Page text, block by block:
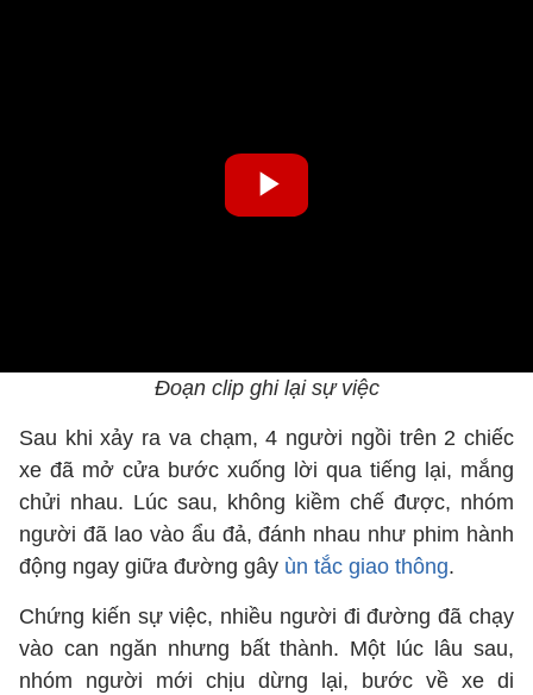
Đoạn clip ghi lại sự việc
Sau khi xảy ra va chạm, 4 người ngồi trên 2 chiếc
xe đã mở cửa bước xuống lời qua tiếng lại, mắng
chửi nhau. Lúc sau, không kiềm chế được, nhóm
người đã lao vào ẩu đả, đánh nhau như phim hành
động ngay giữa đường gây ùn tắc giao thông.
Chứng kiến sự việc, nhiều người đi đường đã chạy
vào can ngăn nhưng bất thành. Một lúc lâu sau,
nhóm người mới chịu dừng lại, bước về xe di